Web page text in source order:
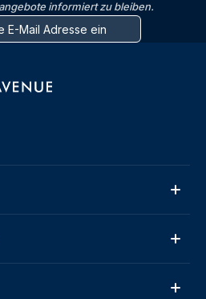
informiert zu bleiben.